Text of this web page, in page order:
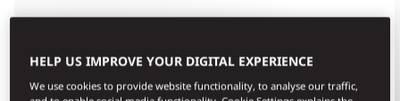
HELP US IMPROVE YOUR DIGITAL EXPERIENCE
We use cookies to provide website functionality, to analyse our traffic,